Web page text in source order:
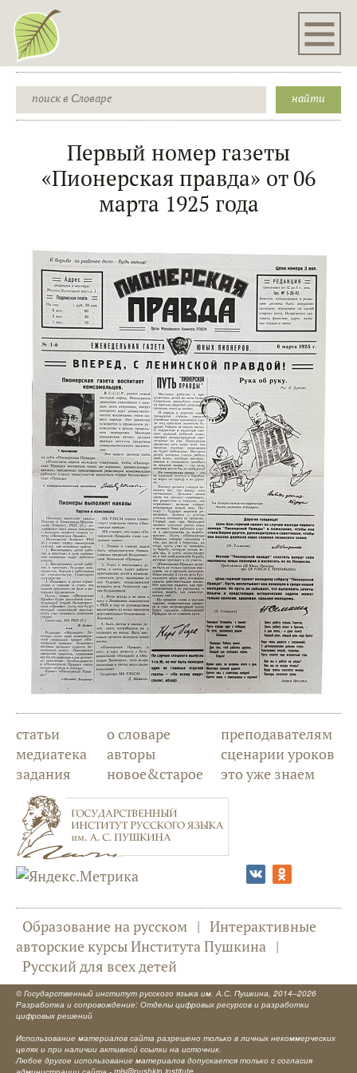
Первый номер газеты
«Пионерская правда» от 06
марта 1925 года
статьи
медиатека
задания
о словаре
авторы
новое&старое
преподавателям
сценарии уроков
это уже знаем
Образование на русском | Интерактивные
авторские курсы Института Пушкина |
Русский для всех детей
© Государственный институт русского языка им. А.С. Пушкина, 2014–2026
Разработка и сопровождение: Отделы цифровых ресурсов и разработки
цифровых решений
Использование материалов сайта разрешено только в личных некоммерческих
целях и при наличии активной ссылки на источник.
Любое другое использование материалов допускается только с согласия